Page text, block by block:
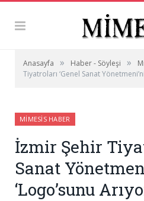
Anasayfa » Haber - Söyleşi »
Tiyatroları ‘Genel Sanat
MIMESIS HABER
İzmir Şehir
Sanat
‘Logo’sunu